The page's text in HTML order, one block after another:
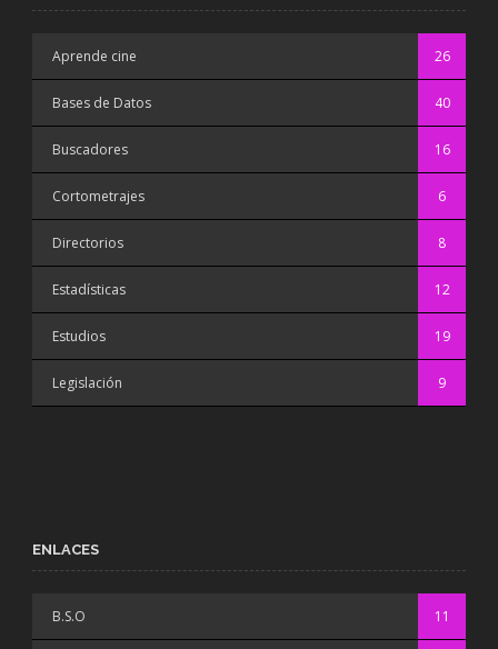
Aprende cine 26
Bases de Datos 40
Buscadores 16
Cortometrajes 6
Directorios 8
Estadísticas 12
Estudios 19
Legislación 9
ENLACES
B.S.O 11